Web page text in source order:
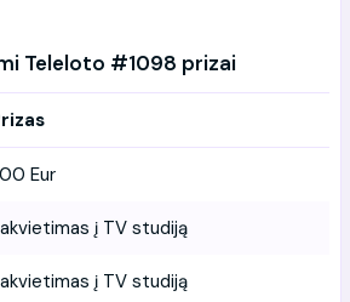
Teleloto #1098 prizai
Eur
į TV studiją
į TV studiją